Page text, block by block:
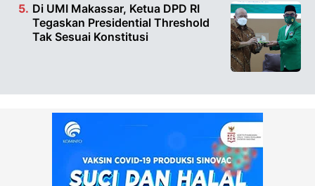
Di UMI Makassar, Ketua DPD RI
Tegaskan Presidential Threshold
Tak Sesuai Konstitusi